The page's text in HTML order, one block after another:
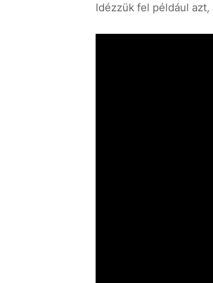
Idézzük fel például